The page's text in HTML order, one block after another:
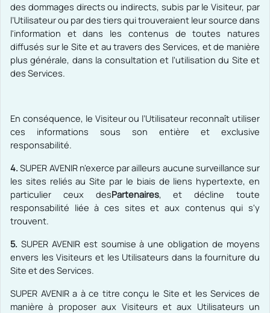
des dommages directs ou indirects, subis par le Visiteur, par
l’Utilisateur ou par des tiers qui trouveraient leur source dans
l'information et dans les contenus de toutes natures
diffusés sur le Site et au travers des Services, et de manière
plus générale, dans la consultation et l'utilisation du Site et
des Services.
En conséquence, le Visiteur ou l’Utilisateur reconnaît utiliser
ces informations sous son entière et exclusive
responsabilité.
4. SUPER AVENIR n'exerce par ailleurs aucune surveillance sur
les sites reliés au Site par le biais de liens hypertexte, en
particulier ceux desPartenaires, et décline toute
responsabilité liée à ces sites et aux contenus qui s'y
trouvent.
5. SUPER AVENIR est soumise à une obligation de moyens
envers les Visiteurs et les Utilisateurs dans la fourniture du
Site et des Services.
SUPER AVENIR a à ce titre conçu le Site et les Services de
manière à proposer aux Visiteurs et aux Utilisateurs un